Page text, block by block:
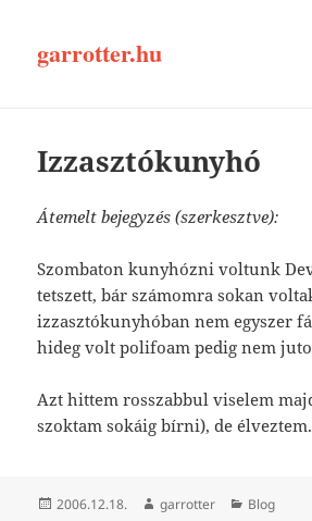
garrotter.hu
Izzasztókunyhó
Átemelt bejegyzés (szerkesztve):
Szombaton kunyhózni voltunk
tetszett, bár számomra sokan
izzasztókunyhóban nem egyszer
hideg volt polifoam pedig nem
Azt hittem rosszabbul viselem
szoktam sokáig bírni), de élveztem.
Közzétéve
2006.12.18. Szerző
garrotter Kategória
Blog